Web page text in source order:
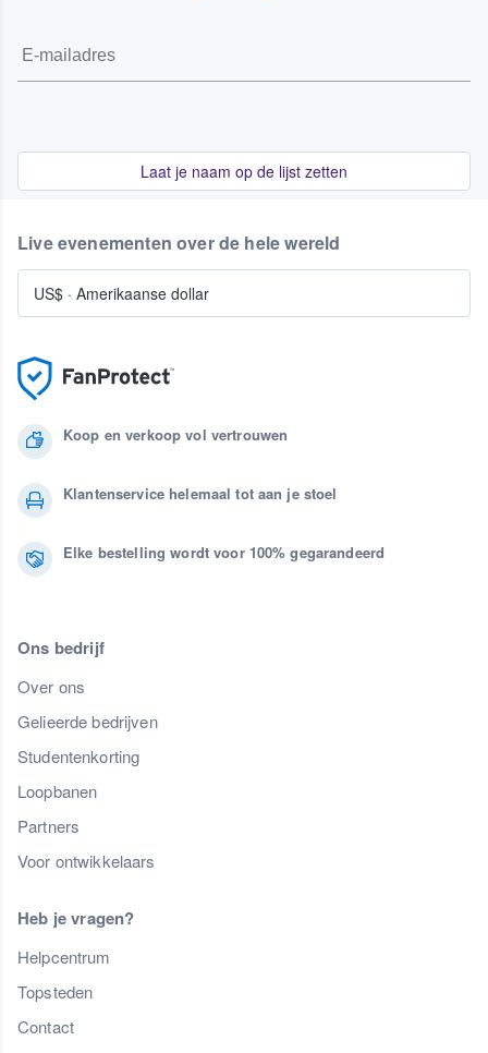
Laat je naam op de lijst zetten
Koop en verkoop vol vertrouwen
Klantenservice helemaal tot aan je stoel
Elke bestelling wordt voor 100% gegarandeerd
Ons bedrijf
Over ons
Gelieerde bedrijven
Studentenkorting
Loopbanen
Partners
Voor ontwikkelaars
Heb je vragen?
Helpcentrum
Topsteden
Contact
Live evenementen over de hele wereld
US$ · Amerikaanse dollar